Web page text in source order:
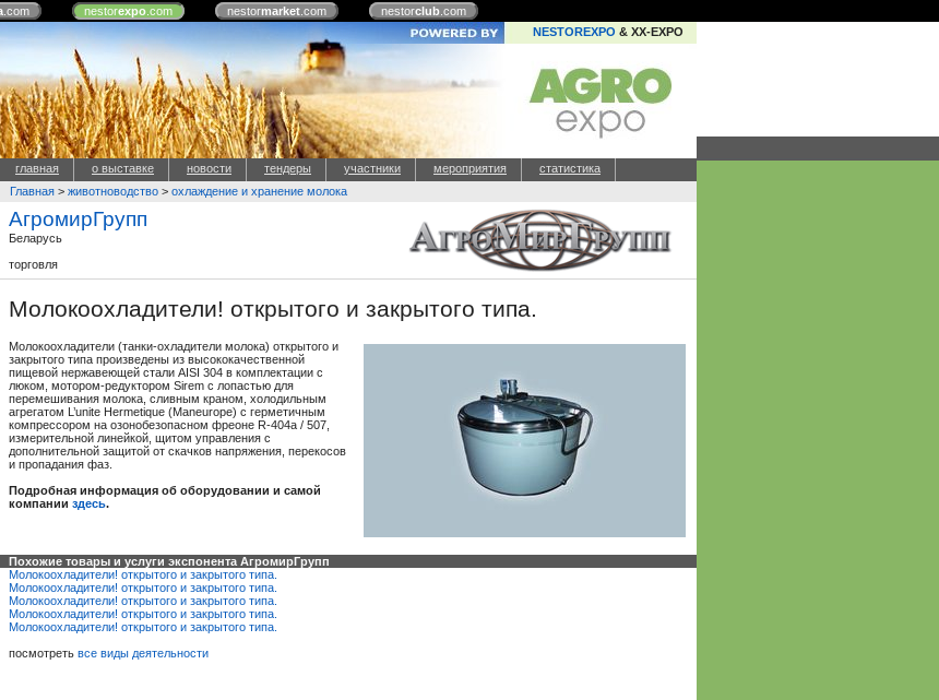
.com nestorexpo.com nestormarket.com nestorclub.com
NESTOREXPO & XX-EXPO
главная о выставке новости тендеры участники мероприятия статистика
Главная > животноводство > охлаждение и хранение молока
АгромирГрупп
Беларусь
торговля
Молокоохладители! открытого и закрытого типа.
Молокоохладители (танки-охладители молока) открытого и
закрытого типа произведены из высококачественной
пищевой нержавеющей стали AISI 304 в комплектации с
люком, мотором-редуктором Sirem с лопастью для
перемешивания молока, сливным краном, холодильным
агрегатом L’unite Hermetique (Maneurope) с герметичным
компрессором на озонобезопасном фреоне R-404a / 507,
измерительной линейкой, щитом управления с
дополнительной защитой от скачков напряжения, перекосов
и пропадания фаз.
Подробная информация об оборудовании и самой
компании здесь.
Похожие товары и услуги экспонента АгромирГрупп
Молокоохладители! открытого и закрытого типа.
Молокоохладители! открытого и закрытого типа.
Молокоохладители! открытого и закрытого типа.
Молокоохладители! открытого и закрытого типа.
Молокоохладители! открытого и закрытого типа.
посмотреть все виды деятельности